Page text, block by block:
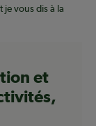
je vous dis à la
et